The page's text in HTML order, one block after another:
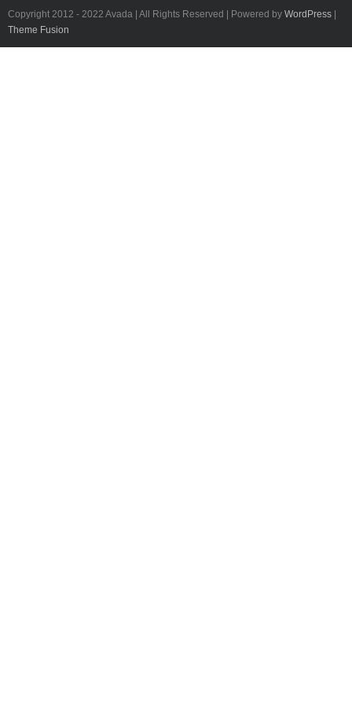
Copyright 2012 - 2022 Avada | All Rights Reserved | Powered by WordPress |
Theme Fusion